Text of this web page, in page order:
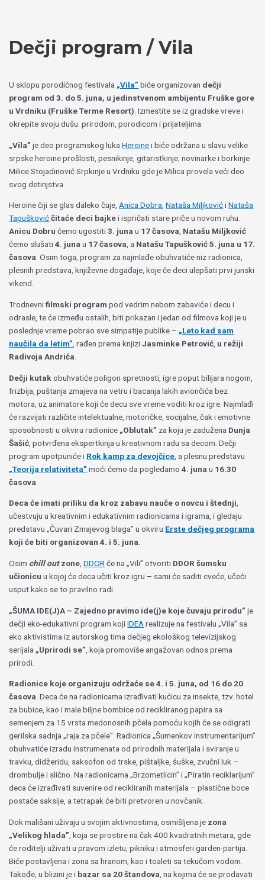
Dečji program / Vila
U sklopu porodičnog festivala „Vila” biće organizovan dečji
program od 3. do 5. juna, u jedinstvenom ambijentu Fruške gore
u Vrdniku (Fruške Terme Resort) . Izmestite se iz gradske vreve i
okrepite svoju dušu: prirodom, porodicom i prijateljima.
„Vila” je deo programskog lukaHeroinei biće održana u slavu velike
srpske heroine prošlosti, pesnikinje, gitaristkinje, novinarke i borkinje
Milice Stojadinović Srpkinje u Vrdniku gde je Milica provela veći deo
svog detinjstva.
Heroine čiji se glas daleko čuje,Anica Dobra,Nataša MiljkovićiNataša
Tapušković čitaće deci bajkei ispričati stare priče u novom ruhu.
Anicu Dobru ćemo ugostiti3. juna u 17 časova, Natašu Miljković
ćemo slušati4. juna u 17 časova, a Natašu Tapušković 5. juna u 17.
časova. Osim toga, program za najmlađe obuhvatiće niz radionica,
plesnih predstava, književne događaje, koje će deci ulepšati prvi junski
vikend.
Trodnevnifilmski program pod vedrim nebom zabaviće i decu i
odrasle, te će između ostalih, biti prikazan i jedan od filmova koji je u
poslednje vreme pobrao sve simpatije publike – „Leto kad sam
naučila da letim” , rađen prema knjiziJasminke Petrović u režiji
Radivoja Andrića
Dečji kutak obuhvatiće poligon spretnosti, igre poput bilijara nogom,
frizbija, puštanja zmajeva na vetru i bacanja lakih aviončića bez
motora, uz animatore koji će decu sve vreme voditi kroz igre. Najmlađi
će razvijati različite intelektualne, motoričke, socijalne, čak i emotivne
sposobnosti u okviru radionice „Oblutak” za koju je zadužena Dunja
Šašić , potvrđena ekspertkinja u kreativnom radu sa decom. Dečji
program upotpuniće i Rok kamp za devojčice , a plesnu predstavu
„Teorija relativiteta” moći ćemo da pogledamo4. juna u 16.30
časova
Deca će imati priliku da kroz zabavu nauče o novcu i štednji,
učestvuju u kreativnim i edukativnim radionicama i igrama, i gledaju
predstavu „Čuvari Zmajevog blaga” u okviru Erste dečjeg programa
koji će biti organizovan 4. i 5. juna.
Osim chill outzone ,DDOR će na „Vili” otvoriti DDOR šumsku
učionicu u kojoj će deca učiti kroz igru – sami će saditi cveće, učeći
usput kako se to pravilno radi.
„ŠUMA IDE(J)A – Zajedno pravimo ide(j)e koje čuvaju prirodu” je
dečji eko-edukativni program kojiIDEA realizuje na festivalu „Vila” sa
eko aktivistima iz autorskog tima dečjeg ekološkog televizijskog
serijala „Uprirodi se” , koja promoviše angažovan odnos prema
prirodi.
Radionice koje organizuju održaće se 4. i 5. juna, od 16 do 20
časova. Deca će na radionicama izrađivati kućicu za insekte, tzv. hotel
za bubice, kao i male biljne bombice od recikliranog papira sa
semenjem za 15 vrsta medonosnih pčela pomoću kojih će se odigrati
gerilska sadnja „raja za pčele”. Radionica „Šumenkov instrumentarijum”
obuhvatiće izradu instrumenata od prirodnih materijala i sviranje u
travku, didžeridu, saksofon od trske, pištaljke, šuške, zvučni luk –
drombulje i slično. Na radionicama „Brzometlicin” i „Piratin reciklarijum”
deca će izrađivati suvenire od recikliranih materijala – plastične boce
postaće saksije, a tetrapak će biti pretvoren u novčanik.
Dok mališani uživaju u svojim aktivnostima, osmišljena je zona
„Velikog hlada” , koja se prostire na čak 400 kvadratnih metara, gde
će roditelji uživati u pravom izletu, pikniku i atmosferi garden-partija.
Biće postavljena i zona sa hranom, kao i toaleti sa tekućom vodom.
Takođe, u blizini je i bazar sa 20 štandova , na kojima će se prodavati